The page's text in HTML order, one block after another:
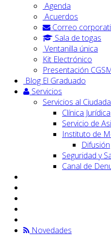
Agenda
Acuerdos
Correo
Sala de togas
Ventanilla única
Kit Electrónico
Presentación
Blog El Graduado
Servicios
Servicios al
Clínica Jurídica
Servicio de
Instituto de
Difusión
Seguridad y
Canal de
Novedades